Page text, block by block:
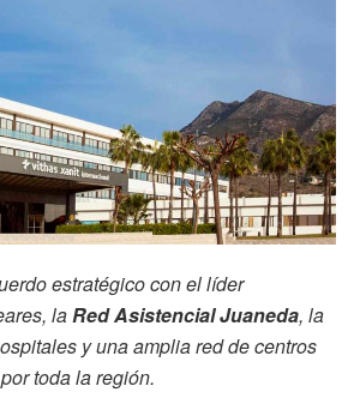
estratégico con el líder
laRed Asistencial Juaneda, la
y una amplia red de centros
toda la región.